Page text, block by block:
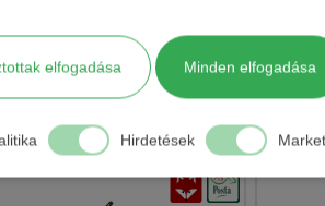
elfogadása Minden elfogadása
Hirdetések
12/0-12-18g